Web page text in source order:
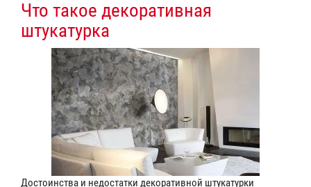
Что такое декоративная
штукатурка
Достоинства и недостатки декоративной штукатурки